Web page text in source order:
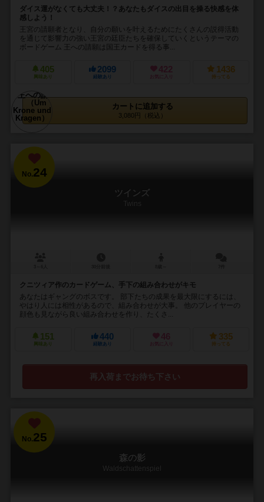
ダイス運がなくても大丈夫！？あなたもダイスの出目を操る快感を体
感しよう！
王宮の請願者となり、自分の願いを叶えるためにたくさんの説得活動
を通じて影響力の強い王宮の廷臣たちを確保していくというテーマの
ボードゲーム 王への請願は国王カードを得る事...
405
興味あり
2099
経験あり
422
お気に入り
1436
持ってる
カートに追加する
3,080円（税込）
No.24
ツインズ
Twins
クニツィア作のカードゲーム、手下の組み合わせがキモ
あなたはギャングのボスです。 部下たちの成果を最大限にするには、
やはり人には相性があるので、組み合わせが大事。 他のプレイヤーの
顔色も見ながら良い組み合わせを作り、たくさ...
151
興味あり
440
経験あり
46
お気に入り
335
持ってる
再入荷までお待ち下さい
No.25
森の影
Waldschattenspiel